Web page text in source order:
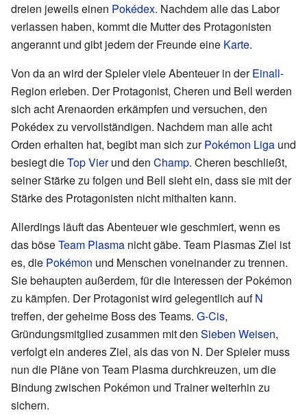
dreien jeweils einen Pokédex. Nachdem alle das Labor
verlassen haben, kommt die Mutter des Protagonisten
angerannt und gibt jedem der Freunde eine Karte.
Von da an wird der Spieler viele Abenteuer in derEinall-
Region erleben. Der Protagonist, Cheren und Bell werden
sich acht Arenaorden erkämpfen und versuchen, den
Pokédex zu vervollständigen. Nachdem man alle acht
Orden erhalten hat, begibt man sich zurPokémon Liga und
besiegt dieTop Vierund den Champ. Cheren beschließt,
seiner Stärke zu folgen und Bell sieht ein, dass sie mit der
Stärke des Protagonisten nicht mithalten kann.
Allerdings läuft das Abenteuer wie geschmiert, wenn es
das böseTeam Plasma nicht gäbe. Team Plasmas Ziel ist
es, die Pokémon und Menschen voneinander zu trennen.
Sie behaupten außerdem, für die Interessen der Pokémon
zu kämpfen. Der Protagonist wird gelegentlich aufN
treffen, der geheime Boss des Teams. G-Cis,
Gründungsmitglied zusammen mit den Sieben Weisen,
verfolgt ein anderes Ziel, als das von N. Der Spieler muss
nun die Pläne von Team Plasma durchkreuzen, um die
Bindung zwischen Pokémon und Trainer weiterhin zu
sichern.